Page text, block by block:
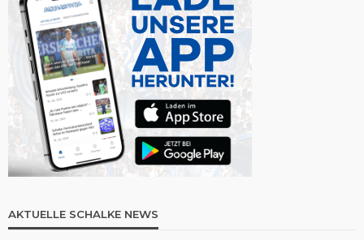
AKTUELLE SCHALKE NEWS